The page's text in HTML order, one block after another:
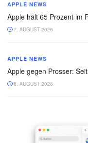
APPLE NEWS
Apple hält 65 Prozent im
7. AUGUST 2026
APPLE NEWS
Apple gegen Prosser:
6. AUGUST 2026